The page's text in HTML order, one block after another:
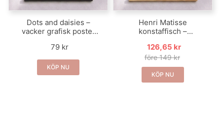
Dots and daisies –
vacker grafisk poster
79 kr
KÖP NU
Henri Matisse
konstaffisch –
II
126,65 kr
före 149 kr
KÖP NU